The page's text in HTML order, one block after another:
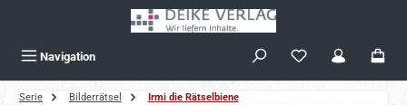
Navigation
Serie Bilderrätsel Irmi die Rätselbiene